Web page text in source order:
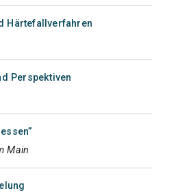
Härtefallverfahren
Perspektiven
Main